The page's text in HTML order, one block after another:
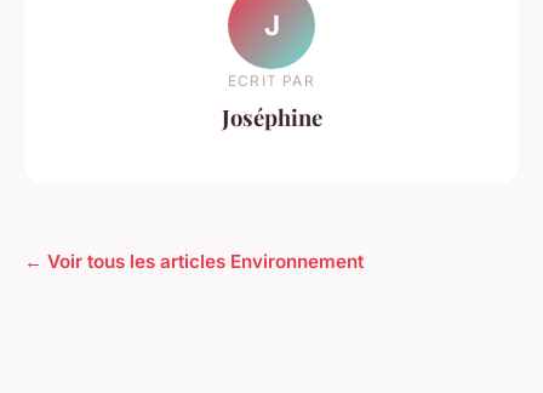
J
ECRIT PAR
Joséphine
← Voir tous les articles Environnement